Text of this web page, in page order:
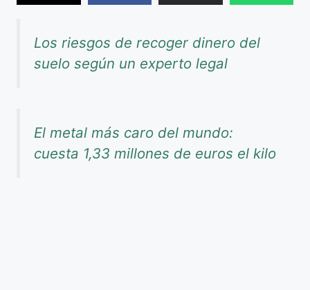
Los riesgos de recoger dinero del
suelo según un experto legal
El metal más caro del mundo:
cuesta 1,33 millones de euros el kilo